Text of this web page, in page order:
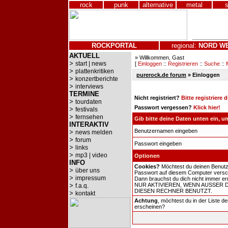
rock punk alternative metal
ROCKPORTAL regional: NORD
AKTUELL
> start | news
> plattenkritiken
> konzertberichte
> interviews
TERMINE
> tourdaten
> festivals
> fernsehen
INTERAKTIV
> news melden
> forum
> links
> mp3 | video
INFO
> über uns
> impressum
> f.a.q.
> kontakt
» Willkommen, Gast
[ Einloggen :: Registrieren :: Suche ::
purerock.de forum » Einloggen
Nicht registriert? Bitte registriere
Passwort vergessen? Klick hier!
Gib bitte deine Daten unten ein,
Benutzernamen eingeben
Passwort eingeben
Optionen
Cookies? Möchtest du deinen
Passwort auf diesem Computer
Dann brauchst du dich nicht immer
NUR AKTIVIEREN, WENN AUSSER
DIESEN RECHNER BENUTZT.
Achtung , möchtest du in der Liste
erscheinen?